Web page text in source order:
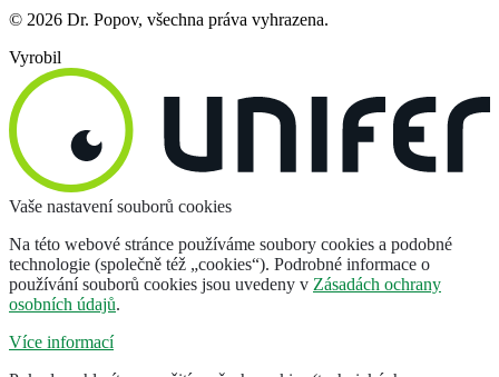
© 2026 Dr. Popov, všechna práva vyhrazena.
Vyrobil
Vaše nastavení souborů cookies
Na této webové stránce používáme soubory cookies a podobné
technologie (společně též „cookies“). Podrobné informace o
používání souborů cookies jsou uvedeny v Zásadách ochrany
osobních údajů.
Více informací